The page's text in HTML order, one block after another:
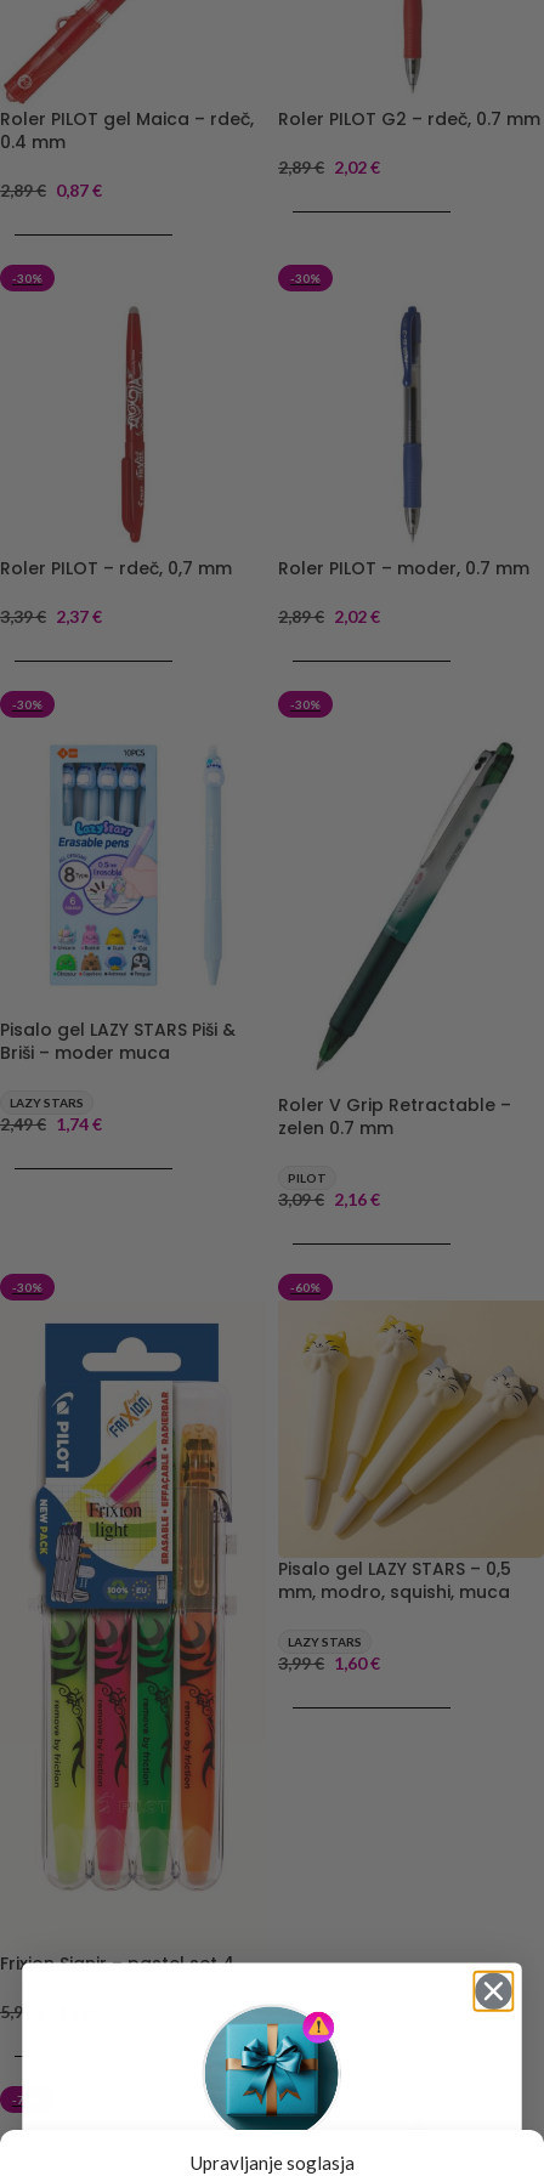
Upravljanje soglasja
Roler PILOT gel Maica – rdeč,
0.4 mm
2,89€ 0,87€
Roler PILOT G2 – rdeč, 0.7 mm
2,89€ 2,02€
-30%
Roler PILOT – rdeč, 0,7 mm
3,39€ 2,37€
-30%
Roler PILOT – moder, 0.7 mm
2,89€ 2,02€
-30%
Pisalo gel LAZY STARS Piši &
Briši – moder muca
LAZY STARS
2,49€ 1,74€
-30%
Roler V Grip Retractable –
zelen 0.7 mm
PILOT
3,09€ 2,16€
-30%
Frixion Signir – pastel set 4
5,99
-60%
Pisalo gel LAZY STARS – 0,5
mm, modro, squishi, muca
LAZY STARS
3,99€ 1,60€
-70% -30%